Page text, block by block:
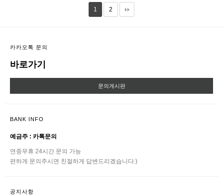
1 2
카카오톡 문의
바로가기
문의게시판
BANK INFO
예금주 : 카톡문의
연중무휴 24시간 문의 가능
편하게 문의주시면 친절하게 답변드리겠습니다:)
공지사항